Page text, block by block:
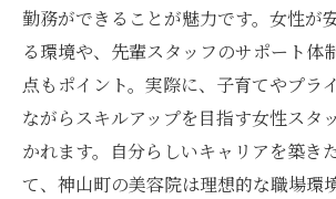
勤務ができることが魅力です。女性が
る環境や、先輩スタッフのサポート体
点もポイント。実際に、子育てやプラ
ながらスキルアップを目指す女性スタ
かれます。自分らしいキャリアを築き
て、神山町の美容院は理想的な職場環境